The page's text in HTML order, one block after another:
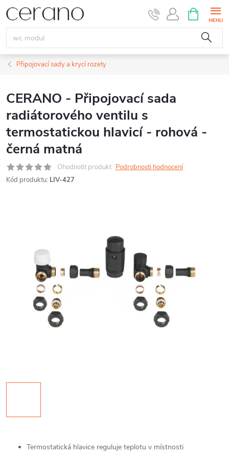
Přejít
na
obsah
NÁKUPNÍ
KOŠÍK
Připojovací sady a krycí rozety
CERANO - Připojovací sada
radiátorového ventilu s
termostatickou hlavicí - rohová -
černá matná
Ohodnotit produkt Podrobnosti hodnocení
Kód produktu: LIV-427
Termostatická hlavice reguluje teplotu v místnosti